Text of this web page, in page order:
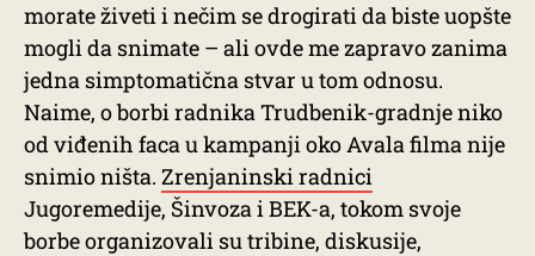
morate živeti i nečim se drogirati da biste uopšte
mogli da snimate – ali ovde me zapravo zanima
jedna simptomatična stvar u tom odnosu.
Naime, o borbi radnika Trudbenik-gradnje niko
od viđenih faca u kampanji oko Avala filma nije
snimio ništa. Zrenjaninski radnici
Jugoremedije, Šinvoza i BEK-a, tokom svoje
borbe organizovali su tribine, diskusije,